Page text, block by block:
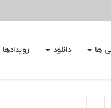
ها دانلود رویدادها